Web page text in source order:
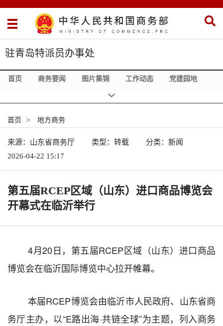
驻青岛特派员办事处
首页 商务要闻 图片集锦 工作动态 党建园地
走进特办
首页 > 地方商务
来源：山东省商务厅 类型：转载
分类：新闻
2026-04-22 15:17
第五届RCEP区域（山东）进口商品博览会
开幕式在临沂举行
4月20日，第五届RCEP区域（山东）进口商品
博览会在临沂国际博览中心拉开帷幕。
本届RCEP博览会由临沂市人民政府、山东省商
务厅主办，以“E路出海·共链全球”为主题，列入商务